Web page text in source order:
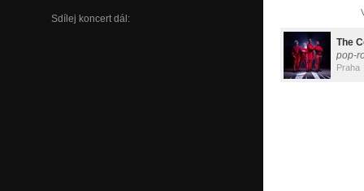
Sdílej koncert dál:
The
pop-
Praha